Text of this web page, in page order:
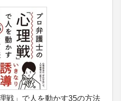
戦」で人を動かす35の方法